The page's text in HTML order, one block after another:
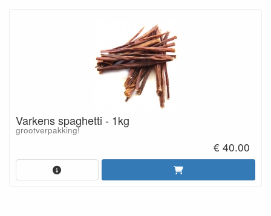
Varkens spaghetti - 1kg
grootverpakking!
€ 40.00